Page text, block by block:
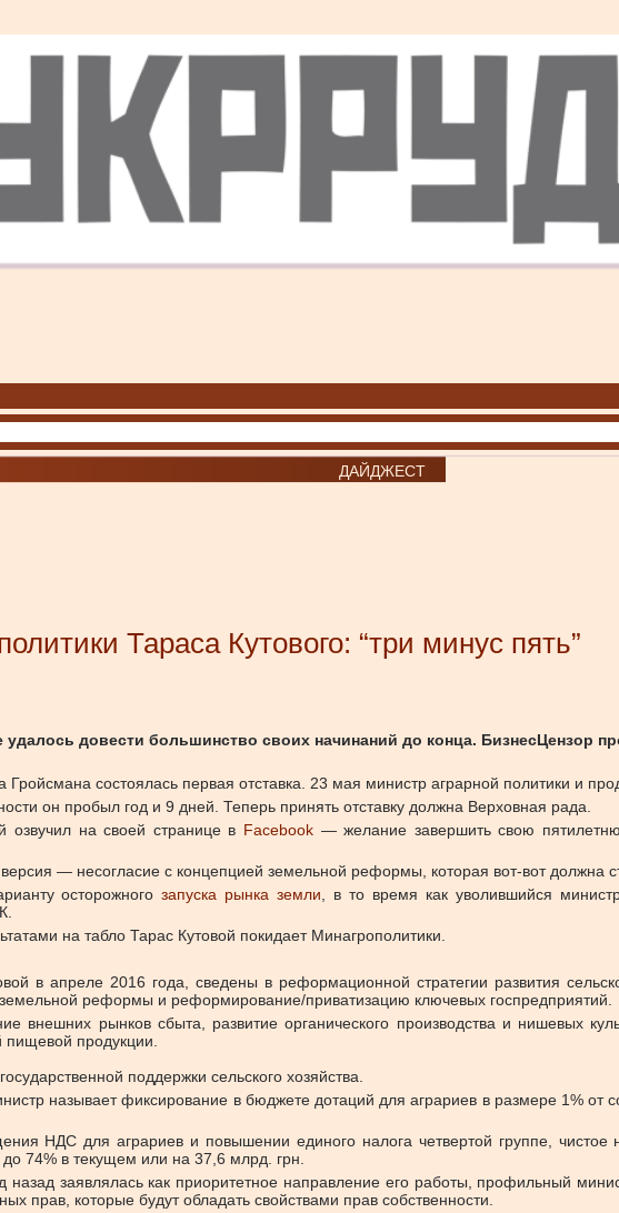
ДАЙДЖЕСТ
Тараса Кутового: “три минус пять”
довести большинство своих начинаний до конца. БизнесЦензор
состоялась первая отставка. 23 мая министр аграрной политики и
он пробыл год и 9 дней. Теперь принять отставку должна Верховная рада.
озвучил на своей странице в Facebook— желание завершить свою
— несогласие с концепцией земельной реформы, которая вот-вот должна
осторожногозапуска рынка земли , в то время как уволившийся
на табло Тарас Кутовой покидает Минагрополитики.
в апреле 2016 года, сведены в реформационной стратегии развития
реформы и реформирование/приватизацию ключевых госпредприятий.
внешних рынков сбыта, развитие органического производства и нишевых
продукции.
поддержки сельского хозяйства.
называет фиксирование в бюджете дотаций для аграриев в размере 1% от
НДС для аграриев и повышении единого налога четвертой группе, чистое
74% в текущем или на 37,6 млрд. грн.
заявлялась как приоритетное направление его работы, профильный
прав, которые будут обладать свойствами прав собственности.